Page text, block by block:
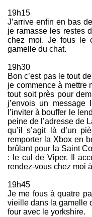
19h15
J’arrive enfin en bas
je ramasse les restes
chez moi. Je fous le
gamelle du chat.
19h30
Bon c’est pas le tout
je commence à mettre
tout soit près pour
j’envois un
l’inviter à bouffer le
peine de l’adresse de
qu’il s’agit là d’un
remporter la Xbox en
brûlant pour la Saint
: le cul de Viper. Il
rendez-vous chez moi
19h45
Je me fous à quatre
vieille dans la gamelle
four avec le yorkshire.